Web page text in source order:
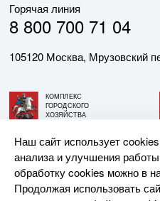
Горячая линия
8 800 700 71 04
105120 Москва, Мрузовский
КОМПЛЕКС
ГОРОДСКОГО
ХОЗЯЙСТВА
© АО «МОСГАЗ», 2026. При
ссылка на сайт обязательна.
Наш сайт использует
анализа и улучшения
обработку cookies можно в
Продолжая использовать